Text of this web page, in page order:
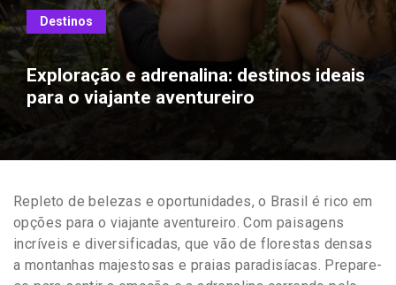
Destinos
Exploração e adrenalina: destinos ideais
para o viajante aventureiro
Repleto de belezas e oportunidades, o Brasil é rico em
opções para o viajante aventureiro. Com paisagens
incríveis e diversificadas, que vão de florestas densas
a montanhas majestosas e praias paradisíacas. Prepare-